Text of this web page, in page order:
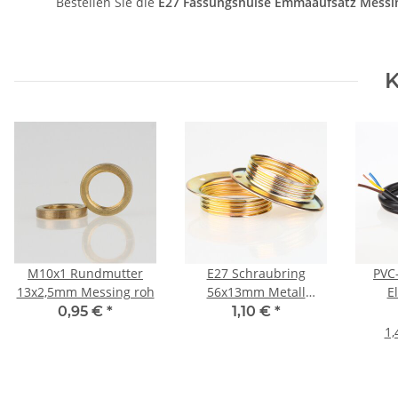
M10x1 Rundmutter
13x2,5mm Messing roh
0,95 € *
E27 Schraubring
56x13mm Metall
vermessingt für
1,10 € *